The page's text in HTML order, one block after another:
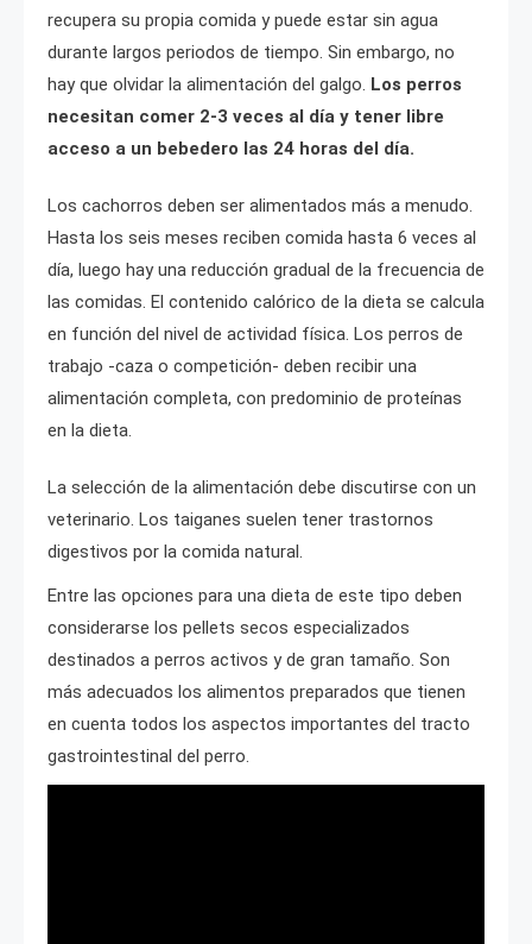
recupera su propia comida y puede estar sin agua
durante largos periodos de tiempo. Sin embargo, no
hay que olvidar la alimentación del galgo. Los perros
necesitan comer 2-3 veces al día y tener libre
acceso a un bebedero las 24 horas del día.
Los cachorros deben ser alimentados más a menudo.
Hasta los seis meses reciben comida hasta 6 veces al
día, luego hay una reducción gradual de la frecuencia de
las comidas. El contenido calórico de la dieta se calcula
en función del nivel de actividad física. Los perros de
trabajo -caza o competición- deben recibir una
alimentación completa, con predominio de proteínas
en la dieta.
La selección de la alimentación debe discutirse con un
veterinario. Los taiganes suelen tener trastornos
digestivos por la comida natural.
Entre las opciones para una dieta de este tipo deben
considerarse los pellets secos especializados
destinados a perros activos y de gran tamaño. Son
más adecuados los alimentos preparados que tienen
en cuenta todos los aspectos importantes del tracto
gastrointestinal del perro.